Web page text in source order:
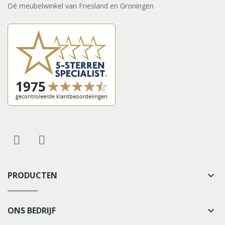
Dé meubelwinkel van Friesland en Groningen
PRODUCTEN keyboard_arrow_down
ONS BEDRIJF keyboard_arrow_down